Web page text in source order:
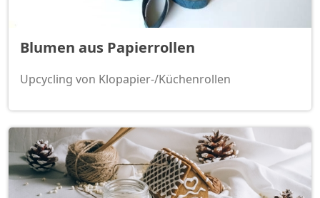
Blumen aus Papierrollen
Upcycling von Klopapier-/Küchenrollen